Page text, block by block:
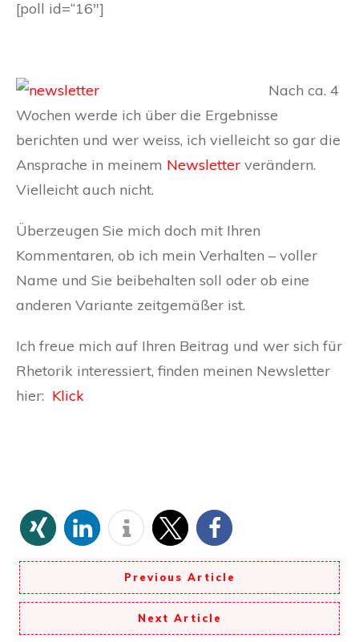
[poll id=“16″]
Nach ca. 4
Wochen werde ich über die Ergebnisse
berichten und wer weiss, ich vielleicht so gar die
Ansprache in meinem Newsletter verändern.
Vielleicht auch nicht.
Überzeugen Sie mich doch mit Ihren
Kommentaren, ob ich mein Verhalten – voller
Name und Sie beibehalten soll oder ob eine
anderen Variante zeitgemäßer ist.
Ich freue mich auf Ihren Beitrag und wer sich für
Rhetorik interessiert, finden meinen Newsletter
hier: Klick
Previous Article
Next Article